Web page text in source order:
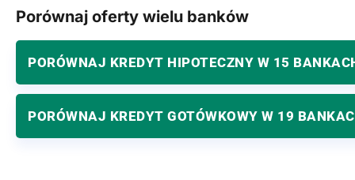
Porównaj oferty wielu banków
PORÓWNAJ KREDYT HIPOTECZNY W 15
PORÓWNAJ KREDYT GOTÓWKOWY W 19